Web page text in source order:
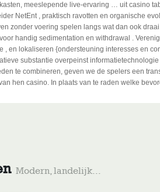
meeslepende live-ervaring … uit casino
NetEnt , praktisch ravotten en organische
zonder voering spelen langs wat dan ook
handig sedimentation en withdrawal .
, en lokaliseren {ondersteuning interesses en
substantie overpeinst
te combineren, geven we de spelers een
hen casino. In plaats van te raden welke
Modern, landelijk...